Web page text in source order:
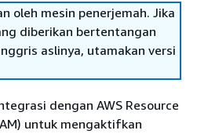
oleh mesin penerjemah. Jika
diberikan bertentangan
aslinya, utamakan versi
dengan AWS Resource
untuk mengaktifkan